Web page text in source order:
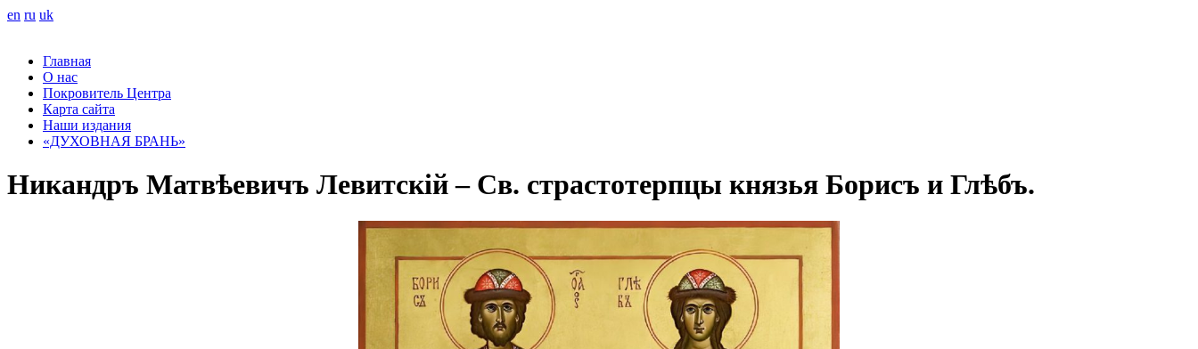
en ru uk
Главная
О нас
Покровитель Центра
Карта сайта
Наши издания
«ДУХОВНАЯ БРАНЬ»
Никандръ Матвѣевичъ Левитскій – Св. страстотерпцы князья Борисъ и Глѣбъ.